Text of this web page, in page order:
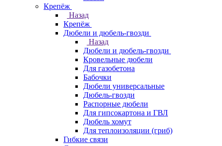
Крепёж
Назад
Крепёж
Дюбели и дюбель-гвозди
Назад
Дюбели и дюбель-гвозди
Кровельные дюбели
Для газобетона
Бабочки
Дюбели универсальные
Дюбель-гвозди
Распорные дюбели
Для гипсокартона и ГВЛ
Дюбель хомут
Для теплоизоляции (гриб)
Гибкие связи